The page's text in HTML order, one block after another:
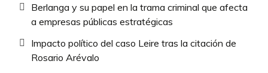
Berlanga y su papel en la trama criminal que afecta
a empresas públicas estratégicas
Impacto político del caso Leire tras la citación de
Rosario Arévalo